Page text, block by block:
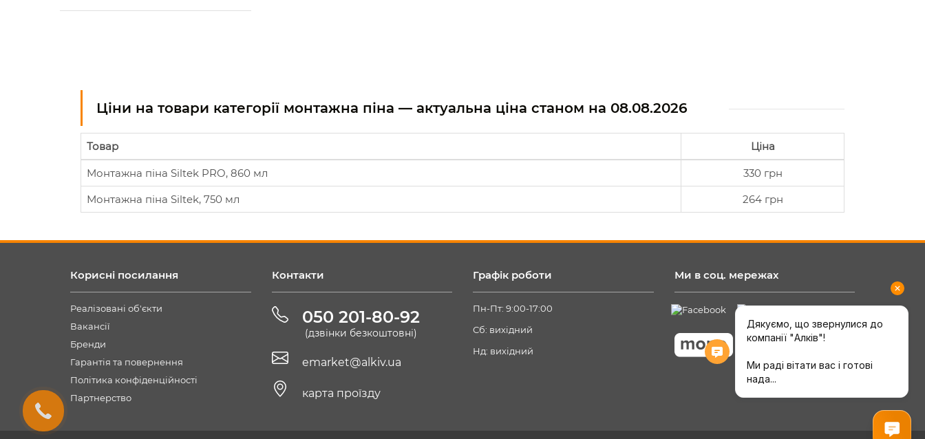
Ціни на товари категорії монтажна піна — актуальна ціна станом на 08.08.2026
Товар Ціна
Монтажна піна Siltek PRO, 860 мл
330 грн
Монтажна піна Siltek, 750 мл
264 грн
Корисні посилання
Реалізовані об'єкти
Вакансії
Бренди
Гарантія та повернення
Політика конфіденційності
Партнерство
Контакти
050 201-80-92
(дзвінки безкоштовні)
emarket@alkiv.ua
карта проїзду
Графік роботи
Пн-Пт: 9:00-17:00
Сб: вихідний
Нд: вихідний
Ми в соц. мережах